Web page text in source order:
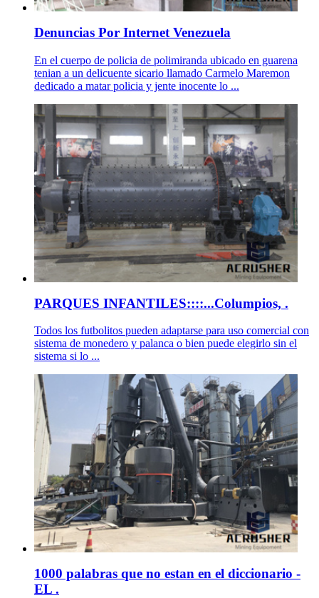
Denuncias Por Internet Venezuela
En el cuerpo de policia de polimiranda ubicado en guarena
tenian a un delicuente sicario llamado Carmelo Maremon
dedicado a matar policia y jente inocente lo ...
PARQUES INFANTILES::::...Columpios, .
Todos los futbolitos pueden adaptarse para uso comercial con
sistema de monedero y palanca o bien puede elegirlo sin el
sistema si lo ...
1000 palabras que no estan en el diccionario -
EL .